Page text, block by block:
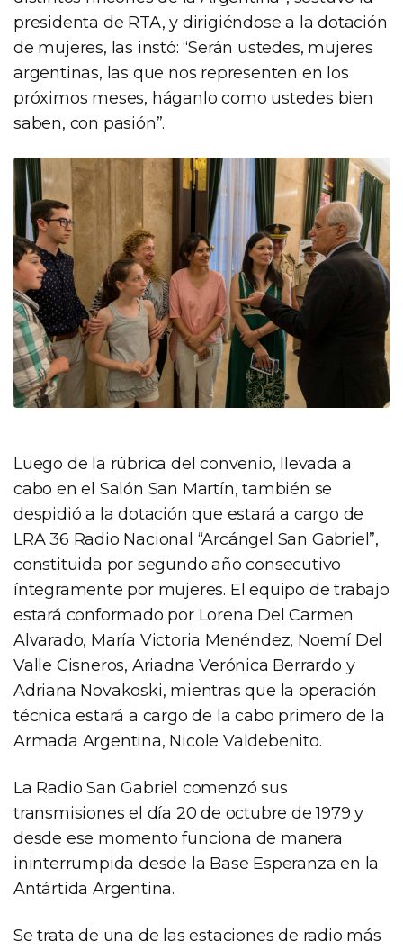
presidenta de RTA, y dirigiéndose a la dotación
de mujeres, las instó: “Serán ustedes, mujeres
argentinas, las que nos representen en los
próximos meses, háganlo como ustedes bien
saben, con pasión”.
Luego de la rúbrica del convenio, llevada a
cabo en el Salón San Martín, también se
despidió a la dotación que estará a cargo de
LRA 36 Radio Nacional “Arcángel San Gabriel”,
constituida por segundo año consecutivo
íntegramente por mujeres. El equipo de trabajo
estará conformado por Lorena Del Carmen
Alvarado, María Victoria Menéndez, Noemí Del
Valle Cisneros, Ariadna Verónica Berrardo y
Adriana Novakoski, mientras que la operación
técnica estará a cargo de la cabo primero de la
Armada Argentina, Nicole Valdebenito.
La Radio San Gabriel comenzó sus
transmisiones el día 20 de octubre de 1979 y
desde ese momento funciona de manera
ininterrumpida desde la Base Esperanza en la
Antártida Argentina.
Se trata de una de las estaciones de radio más